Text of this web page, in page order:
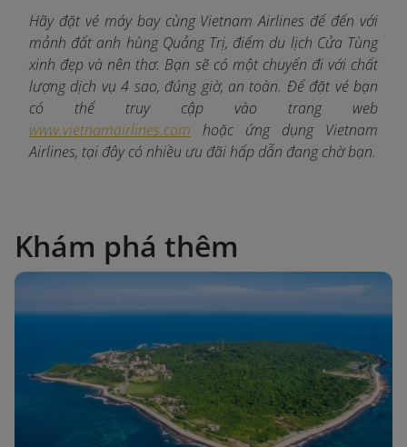
Hãy đặt vé máy bay cùng Vietnam Airlines để đến với
mảnh đất anh hùng Quảng Trị, điểm du lịch Cửa Tùng
xinh đẹp và nên thơ. Bạn sẽ có một chuyến đi với chất
lượng dịch vụ 4 sao, đúng giờ, an toàn. Để đặt vé bạn
có thể truy cập vào trang web
www.vietnamairlines.com hoặc ứng dụng Vietnam
Airlines, tại đây có nhiều ưu đãi hấp dẫn đang chờ bạn.
Khám phá thêm